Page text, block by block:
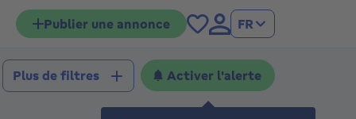
Publier une annonce FR
Plus de filtres Activer l'alerte